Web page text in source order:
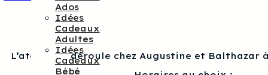
Ados
Idées
Cadeaux
Adultes
Idées
Cadeaux
Bébé
L’atelier se déroule chez Augustine et Balthazar